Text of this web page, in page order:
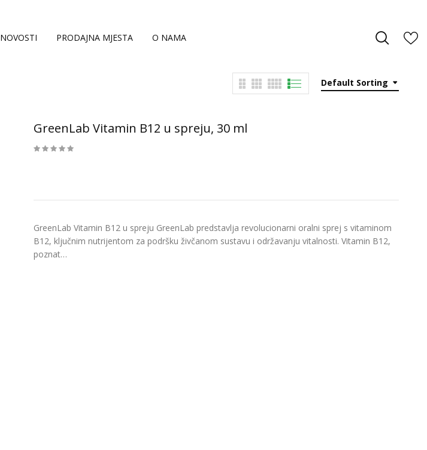
NOVOSTI PRODAJNA MJESTA O NAMA
Default Sorting
GreenLab Vitamin B12 u spreju, 30 ml
GreenLab Vitamin B12 u spreju GreenLab predstavlja revolucionarni oralni sprej s vitaminom
B12, ključnim nutrijentom za podršku živčanom sustavu i održavanju vitalnosti. Vitamin B12,
poznat…